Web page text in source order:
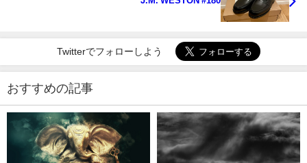
Twitterでフォローしよう
おすすめの記事